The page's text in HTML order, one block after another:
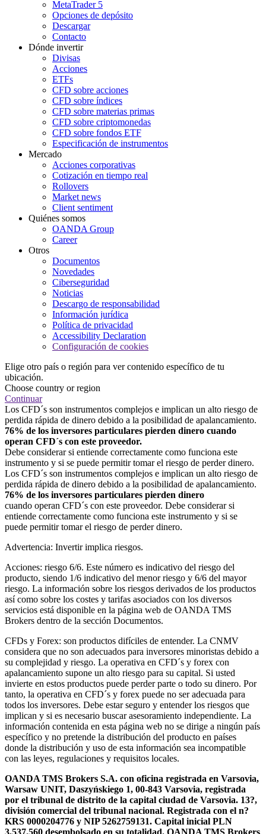
MetaTrader 5
Opciones de depósito
Descargar
Contacto
Dónde invertir
Divisas
Acciones
ETFs
CFD sobre acciones
CFD sobre índices
CFD sobre materias primas
CFD sobre criptomonedas
CFD sobre fondos ETF
Especificación de instrumentos
Mercado
Acciones corporativas
Cotización en tiempo real
Rollovers
Market news
Client sentiment
Quiénes somos
OANDA Group
Career
Otros
Documentos
Novedades
Ciberseguridad
Noticias
Descargo de responsabilidad
Información jurídica
Política de privacidad
Accessibility Declaration
Configuración de cookies
Elige otro país o región para ver contenido específico de tu
ubicación.
Choose country or region
Continuar
Los CFD´s son instrumentos complejos e implican un alto riesgo de
perdida rápida de dinero debido a la posibilidad de apalancamiento.
76% de los inversores particulares pierden dinero cuando
operan CFD´s con este proveedor.
Debe considerar si entiende correctamente como funciona este
instrumento y si se puede permitir tomar el riesgo de perder dinero.
Los CFD´s son instrumentos complejos e implican un alto riesgo de
perdida rápida de dinero debido a la posibilidad de apalancamiento.
76% de los inversores particulares pierden dinero
cuando operan CFD´s con este proveedor. Debe considerar si
entiende correctamente como funciona este instrumento y si se
puede permitir tomar el riesgo de perder dinero.
Advertencia: Invertir implica riesgos.
Acciones: riesgo 6/6. Este número es indicativo del riesgo del
producto, siendo 1/6 indicativo del menor riesgo y 6/6 del mayor
riesgo. La información sobre los riesgos derivados de los productos
así como sobre los costes y tarifas asociados con los diversos
servicios está disponible en la página web de OANDA TMS
Brokers dentro de la sección Documentos.
CFDs y Forex: son productos difíciles de entender. La CNMV
considera que no son adecuados para inversores minoristas debido a
su complejidad y riesgo. La operativa en CFD´s y forex con
apalancamiento supone un alto riesgo para su capital. Si usted
invierte en estos productos puede perder parte o todo su dinero. Por
tanto, la operativa en CFD´s y forex puede no ser adecuada para
todos los inversores. Debe estar seguro y entender los riesgos que
implican y si es necesario buscar asesoramiento independiente. La
información contenida en esta página web no se dirige a ningún país
específico y no pretende la distribución del producto en países
donde la distribución y uso de esta información sea incompatible
con las leyes, regulaciones y requisitos locales.
OANDA TMS Brokers S.A. con oficina registrada en Varsovia,
Warsaw UNIT, Daszyńskiego 1, 00-843 Varsovia, registrada
por el tribunal de distrito de la capital ciudad de Varsovia. 13?,
división comercial del tribunal nacional. Registrada con el n?
KRS 0000204776 y NIP 5262759131. Capital inicial PLN